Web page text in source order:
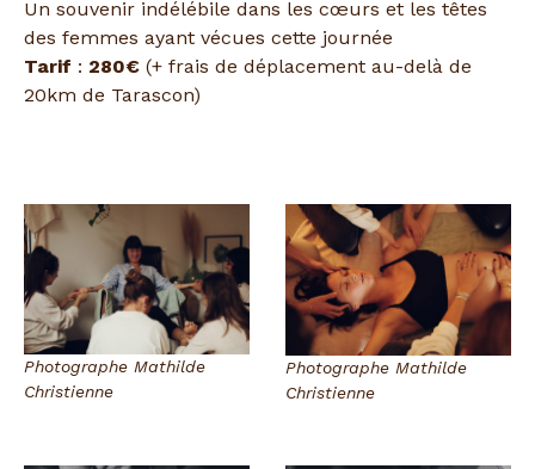
Un souvenir indélébile dans les cœurs et les têtes
des femmes ayant vécues cette journée
Tarif : 280€ (+ frais de déplacement au-delà de
20km de Tarascon)
Photographe Mathilde
Christienne
Photographe Mathilde
Christienne